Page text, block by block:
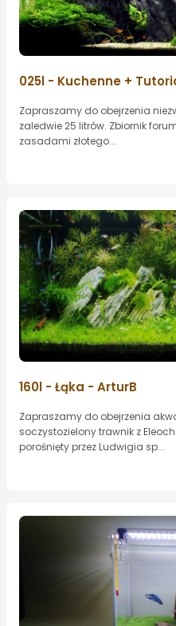
025l - Kuchenne +
Zapraszamy do obejrzenia
zaledwie 25 litrów. Zbiornik
zasadami złotego...
160l - Łąka - ArturB
Zapraszamy do obejrzenia
soczystozielony trawnik z
porośnięty przez Ludwigia sp...